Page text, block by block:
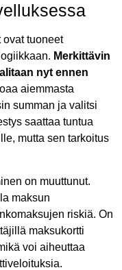
tuoneet
Merkittävin
nyt ennen
aiemmasta
summan ja valitsi
saattaa tuntua
mutta sen tarkoitus
on muuttunut.
maksun
riskiä. On
maksukortti
voi aiheuttaa